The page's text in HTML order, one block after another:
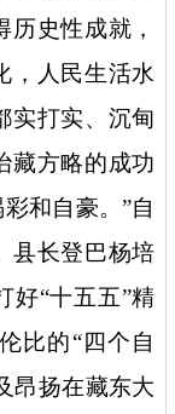
史性成就，
，人民生活水
实打实、沉甸
藏方略的成功
和自豪。”自
县长登巴杨培
好“十五五”精
比的“四个自
昂扬在藏东大